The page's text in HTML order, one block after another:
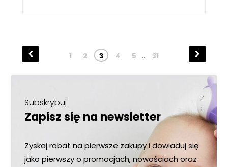
Poprzednia
1 2 3 4 5 … 31
Następna
strona
Subskrybuj
Zapisz się na newsletter
Zyskaj rabat na pierwsze zakupy i dowiaduj się
jako pierwszy o promocjach, nowościach oraz